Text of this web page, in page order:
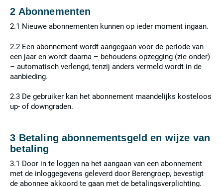
2 Abonnementen
2.1 Nieuwe abonnementen kunnen op ieder moment ingaan.
2.2 Een abonnement wordt aangegaan voor de periode van
een jaar en wordt daarna – behoudens opzegging (zie onder)
– automatisch verlengd, tenzij anders vermeld wordt in de
aanbieding.
2.3 De gebruiker kan het abonnement maandelijks kosteloos
up- of downgraden.
3 Betaling abonnementsgeld en wijze van
betaling
3.1 Door in te loggen na het aangaan van een abonnement
met de inloggegevens geleverd door Berengroep, bevestigt
de abonnee akkoord te gaan met de betalingsverplichting.